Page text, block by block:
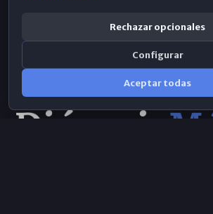
Rechazar opcionales
Configurar
Aceptar todas